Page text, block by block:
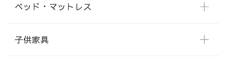
ベッド・マットレス
子供家具